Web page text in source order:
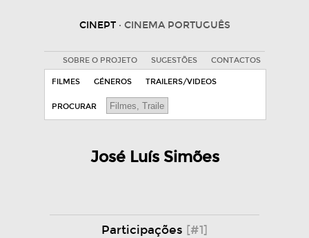
CINEPT · CINEMA PORTUGUÊS
SOBRE O PROJETO SUGESTÕES CONTACTOS
FILMES GÉNEROS TRAILERS/VIDEOS
PROCURAR
José Luís Simões
Participações [#1]